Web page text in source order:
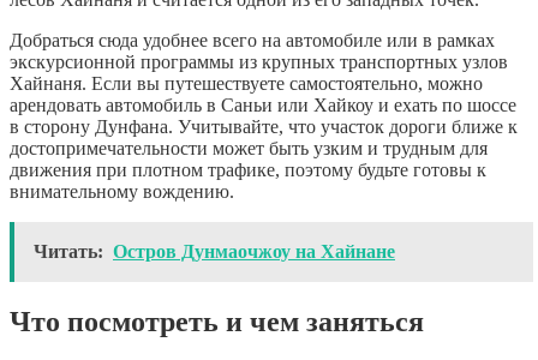
Добраться сюда удобнее всего на автомобиле или в рамках
экскурсионной программы из крупных транспортных узлов
Хайнаня. Если вы путешествуете самостоятельно, можно
арендовать автомобиль в Саньи или Хайкоу и ехать по шоссе
в сторону Дунфана. Учитывайте, что участок дороги ближе к
достопримечательности может быть узким и трудным для
движения при плотном трафике, поэтому будьте готовы к
внимательному вождению.
Читать: Остров Дунмаочжоу на Хайнане
Что посмотреть и чем заняться